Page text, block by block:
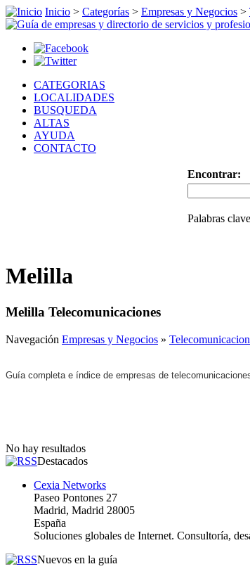
Inicio > Categorías > Empresas y Negocios >
CATEGORIAS
LOCALIDADES
BUSQUEDA
ALTAS
AYUDA
CONTACTO
Encontrar:
Palabras
Melilla
Melilla Telecomunicaciones
Navegación Empresas y Negocios »
Guía completa e índice de empresas de
No hay resultados
Destacados
Cexia Networks
Paseo Pontones 27
Madrid, Madrid 28005
España
Soluciones globales de Internet. Consultoría,
Nuevos en la guía